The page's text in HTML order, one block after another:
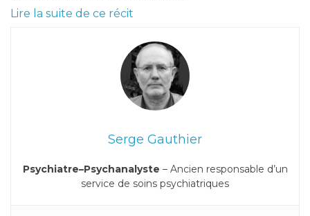
Lire la suite de ce récit
Serge Gauthier
Psychiatre–Psychanalyste – Ancien responsable d’un
service de soins psychiatriques